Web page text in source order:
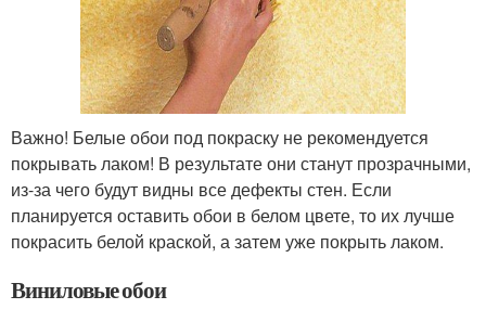
Важно! Белые обои под покраску не рекомендуется
покрывать лаком! В результате они станут прозрачными,
из-за чего будут видны все дефекты стен. Если
планируется оставить обои в белом цвете, то их лучше
покрасить белой краской, а затем уже покрыть лаком.
Виниловые обои